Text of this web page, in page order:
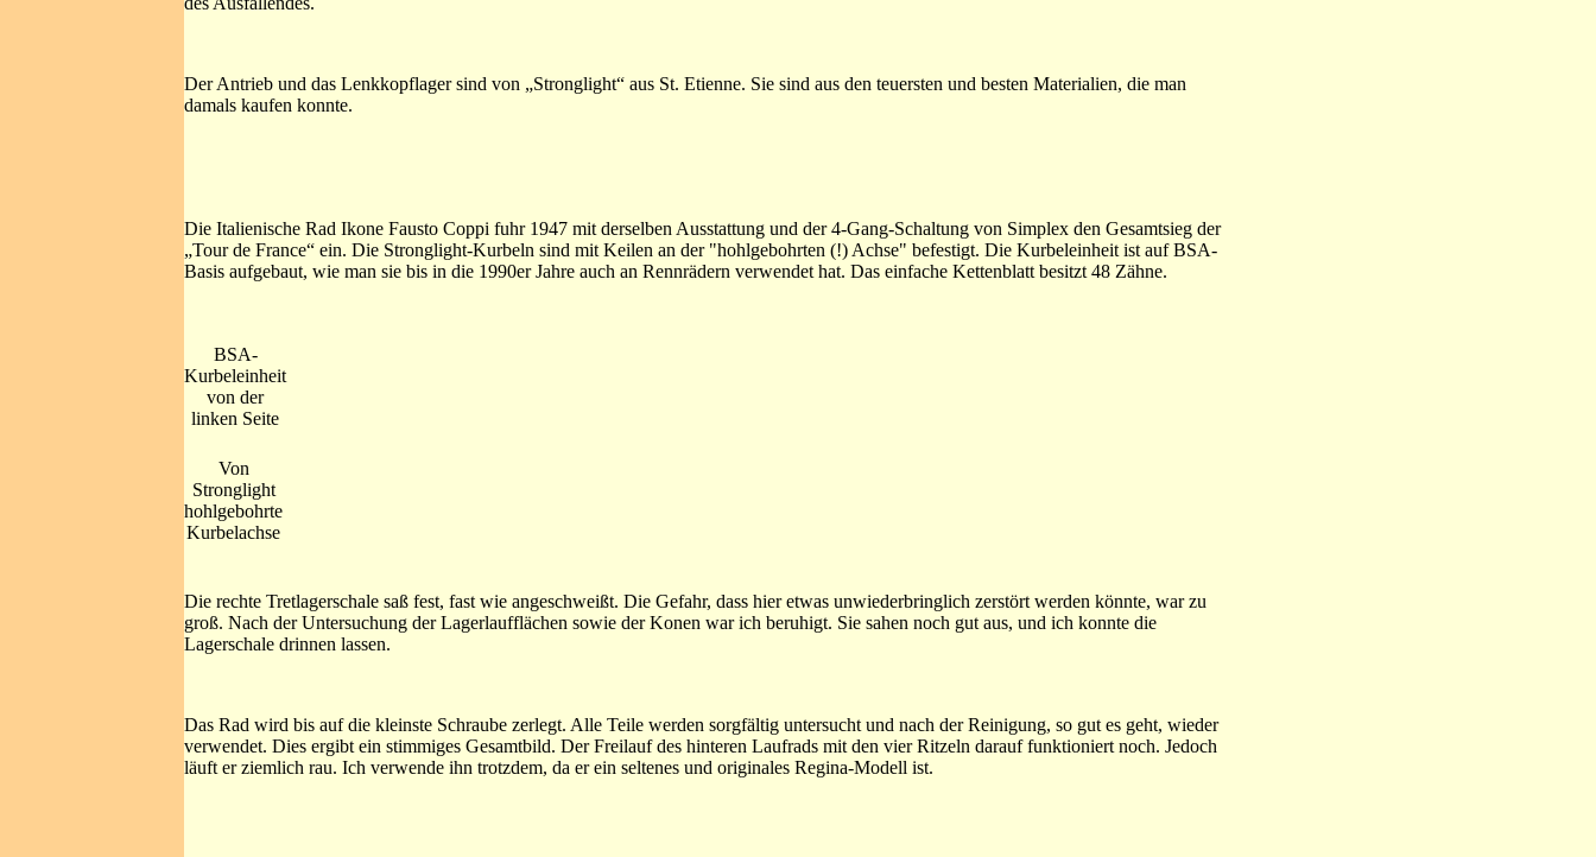
Der Antrieb und das Lenkkopflager sind von „Stronglight“ aus St. Etienne. Sie sind aus den teuersten und besten Materialien, die man
damals kaufen konnte.
Die Italienische Rad Ikone Fausto Coppi fuhr 1947 mit derselben Ausstattung und der 4-Gang-Schaltung von Simplex den Gesamtsieg der
„Tour de France“ ein. Die Stronglight-Kurbeln sind mit Keilen an der "hohlgebohrten (!) Achse" befestigt. Die Kurbeleinheit ist auf BSA-
Basis aufgebaut, wie man sie bis in die 1990er Jahre auch an Rennrädern verwendet hat. Das einfache Kettenblatt besitzt 48 Zähne.
BSA-
Kurbeleinheit
von der
linken Seite
Von
Stronglight
hohlgebohrte
Kurbelachse
Die rechte Tretlagerschale saß fest, fast wie angeschweißt. Die Gefahr, dass hier etwas unwiederbringlich zerstört werden könnte, war zu
groß. Nach der Untersuchung der Lagerlaufflächen sowie der Konen war ich beruhigt. Sie sahen noch gut aus, und ich konnte die
Lagerschale drinnen lassen.
Das Rad wird bis auf die kleinste Schraube zerlegt. Alle Teile werden sorgfältig untersucht und nach der Reinigung, so gut es geht, wieder
verwendet. Dies ergibt ein stimmiges Gesamtbild. Der Freilauf des hinteren Laufrads mit den vier Ritzeln darauf funktioniert noch. Jedoch
läuft er ziemlich rau. Ich verwende ihn trotzdem, da er ein seltenes und originales Regina-Modell ist.